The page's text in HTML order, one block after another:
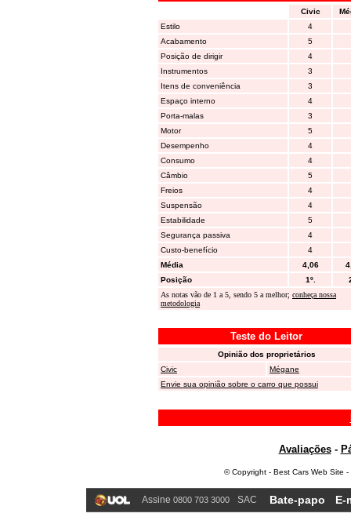
Civic
Estilo
4
Acabamento
5
Posição de dirigir
4
Instrumentos
3
Itens de conveniência
3
Espaço interno
4
Porta-malas
3
Motor
5
Desempenho
4
Consumo
4
Câmbio
5
Freios
4
Suspensão
4
Estabilidade
5
Segurança passiva
4
Custo-benefício
4
Média
4,06
Posição
1º.
As notas vão de 1 a 5, sendo 5 a melhor; conheça nossa
metodologia
Teste do Leitor
Opinião dos proprietários
Civic
Mégane
Envie sua opinião sobre o carro que possui
Avaliações-
© Copyright - Best Cars Web Site
Assine 0800 703 3000 SAC Bate-papo E-